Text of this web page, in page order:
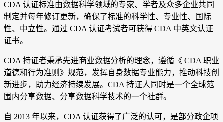
CDA 认证标准由数据科学领域的专家、学者及众多企业共同
制定并每年修订更新，确保了标准的科学性、专业性、国际
性、中立性。通过 CDA 认证考试者可获得 CDA 中英文认证
证书。
CDA 持证者秉承先进商业数据分析的理念，遵循《 CDA 职业
道德和行为准则》规范，发挥自身数据专业能力，推动科技创
新进步，助力经济持续发展。CDA 持证人同时是一个全球范
围内分享数据、分享数据科学技术的一个社群。
自 2013 年以来，CDA 认证获得了广泛的认可，是部分政企项